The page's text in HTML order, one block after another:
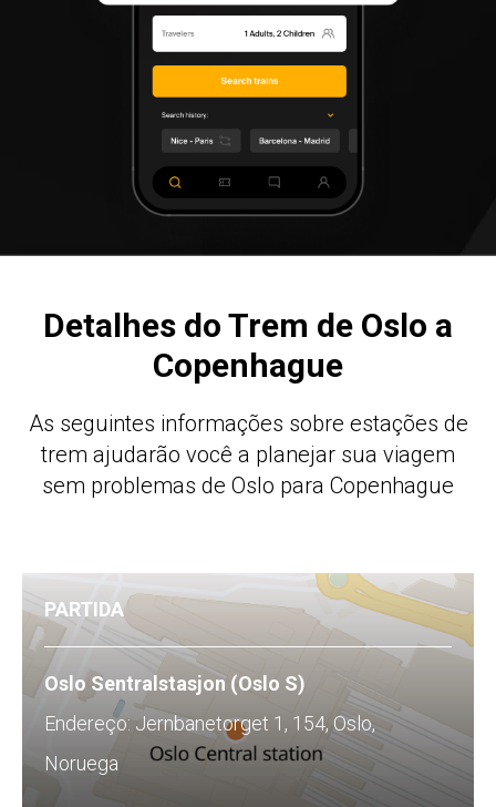
Detalhes do Trem de Oslo a
Copenhague
As seguintes informações sobre estações de
trem ajudarão você a planejar sua viagem
sem problemas de Oslo para Copenhague
PARTIDA
Oslo Sentralstasjon (Oslo S)
Endereço: Jernbanetorget 1, 154, Oslo,
Noruega